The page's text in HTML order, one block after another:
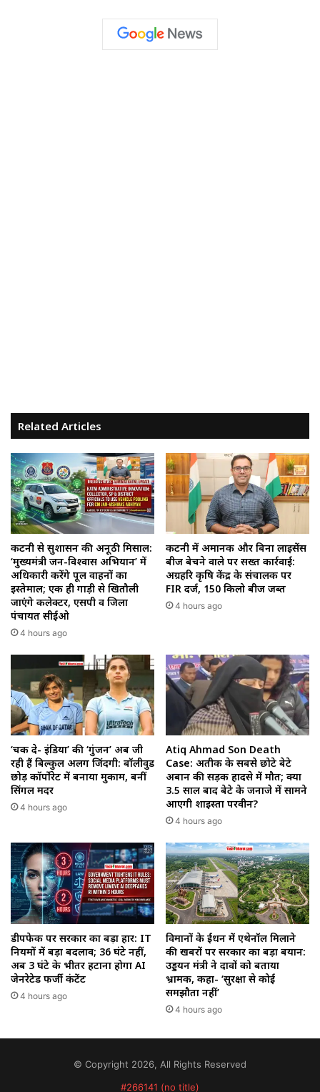
Related Articles
कटनी से सुशासन की अनूठी मिसाल:
‘मुख्यमंत्री जन-विश्वास अभियान’ में
अधिकारी करेंगे पूल वाहनों का
इस्तेमाल; एक ही गाड़ी से खितौली
जाएंगे कलेक्टर, एसपी व जिला
पंचायत सीईओ
4 hours ago
कटनी में अमानक और बिना लाइसेंस
बीज बेचने वाले पर सख्त कार्रवाई:
अग्रहरि कृषि केंद्र के संचालक पर
FIR दर्ज, 150 किलो बीज जब्त
4 hours ago
‘चक दे- इंडिया’ की ‘गुंजन’ अब जी
रही हैं बिल्कुल अलग जिंदगी: बॉलीवुड
छोड़ कॉर्पोरेट में बनाया मुकाम, बनीं
सिंगल मदर
4 hours ago
Atiq Ahmad Son Death
Case: अतीक के सबसे छोटे बेटे
अबान की सड़क हादसे में मौत; क्या
3.5 साल बाद बेटे के जनाजे में सामने
आएगी शाइस्ता परवीन?
4 hours ago
डीपफेक पर सरकार का बड़ा प्रहार: IT
नियमों में बड़ा बदलाव; 36 घंटे नहीं,
अब 3 घंटे के भीतर हटाना होगा AI
जेनरेटेड फर्जी कंटेंट
4 hours ago
विमानों के ईंधन में एथेनॉल मिलाने
की खबरों पर सरकार का बड़ा बयान:
उड्डयन मंत्री ने दावों को बताया
भ्रामक, कहा- ‘सुरक्षा से कोई
समझौता नहीं’
4 hours ago
© Copyright 2026, All Rights Reserved
#266141 (no title)